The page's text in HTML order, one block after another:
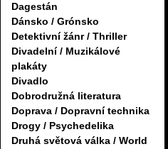
Dagestán
Dánsko / Grónsko
Detektivní žánr / Thriller
Divadelní / Muzikálové
plakáty
Divadlo
Dobrodružná literatura
Doprava / Dopravní technika
Drogy / Psychedelika
Druhá světová válka / World